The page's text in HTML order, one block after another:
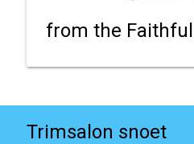
from the
Trimsalon snoet